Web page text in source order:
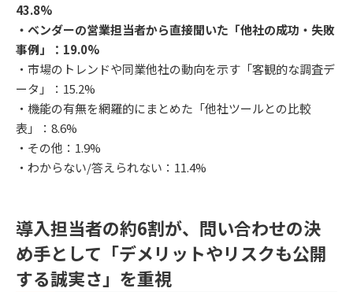
43.8%
・ベンダーの営業担当者から直接聞いた「他社の成功・失敗
事例」：19.0%
・市場のトレンドや同業他社の動向を示す「客観的な調査デ
ータ」：15.2%
・機能の有無を網羅的にまとめた「他社ツールとの比較
表」：8.6%
・その他：1.9%
・わからない/答えられない：11.4%
導入担当者の約6割が、問い合わせの決
め手として「デメリットやリスクも公開
する誠実さ」を重視